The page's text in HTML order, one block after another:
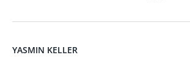
YASMIN KELLER